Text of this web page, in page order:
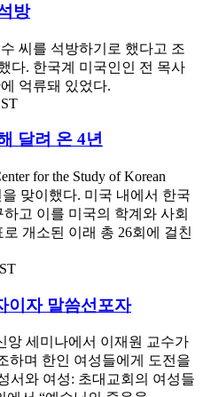
방
씨를 석방하기로 했다고 조
다. 한국계 미국인인 전 목사
억류돼 있었다.
달려 온 4년
for the Study of Korean
맞이했다. 미국 내에서 한국
고 이를 미국의 학계와 사회
개소된 이래 총 26회에 걸친
이자 말씀선포자
앙 세미나에서 이재원 교수가
하며 한인 여성들에게 도전을
서와 여성: 초대교회의 여성들